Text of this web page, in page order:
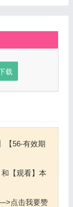
载
【56-有效期
【观看】本
点击我要赞